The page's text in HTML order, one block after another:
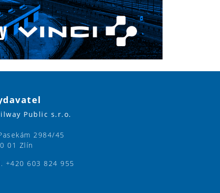
Public s.r.o.
2984/45
01 Zlín
+420 603 824 955